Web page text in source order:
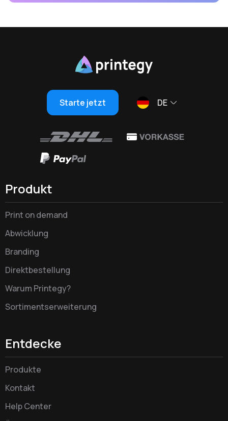
Starte jetzt DE
Produkt
Print on demand
Abwicklung
Branding
Direktbestellung
Warum Printegy?
Sortimentserweiterung
Entdecke
Produkte
Kontakt
Help Center